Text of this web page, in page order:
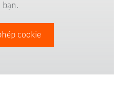
bạn.
cookie